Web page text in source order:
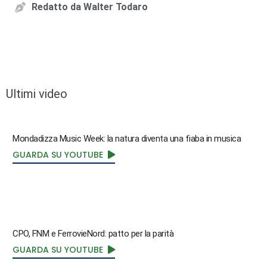
Redatto da Walter Todaro
Ultimi video
Mondadizza Music Week: la natura diventa una fiaba in musica
GUARDA SU YOUTUBE
CPO, FNM e FerrovieNord: patto per la parità
GUARDA SU YOUTUBE